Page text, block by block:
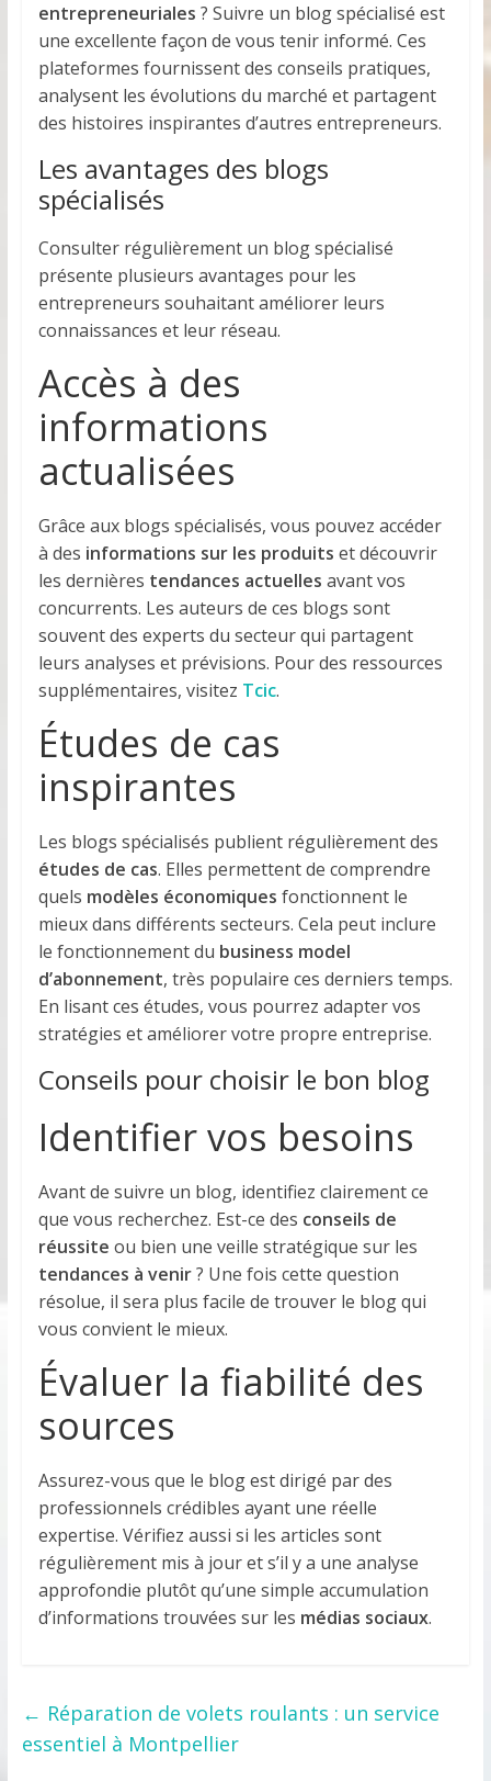
entrepreneuriales ? Suivre un blog spécialisé est
une excellente façon de vous tenir informé. Ces
plateformes fournissent des conseils pratiques,
analysent les évolutions du marché et partagent
des histoires inspirantes d’autres entrepreneurs.
Les avantages des blogs
spécialisés
Consulter régulièrement un blog spécialisé
présente plusieurs avantages pour les
entrepreneurs souhaitant améliorer leurs
connaissances et leur réseau.
Accès à des
informations
actualisées
Grâce aux blogs spécialisés, vous pouvez accéder
à des informations sur les produits et découvrir
les dernières tendances actuelles avant vos
concurrents. Les auteurs de ces blogs sont
souvent des experts du secteur qui partagent
leurs analyses et prévisions. Pour des ressources
supplémentaires, visitez Tcic.
Études de cas
inspirantes
Les blogs spécialisés publient régulièrement des
études de cas. Elles permettent de comprendre
quels modèles économiques fonctionnent le
mieux dans différents secteurs. Cela peut inclure
le fonctionnement du business model
d’abonnement, très populaire ces derniers temps.
En lisant ces études, vous pourrez adapter vos
stratégies et améliorer votre propre entreprise.
Conseils pour choisir le bon blog
Identifier vos besoins
Avant de suivre un blog, identifiez clairement ce
que vous recherchez. Est-ce des conseils de
réussite ou bien une veille stratégique sur les
tendances à venir? Une fois cette question
résolue, il sera plus facile de trouver le blog qui
vous convient le mieux.
Évaluer la fiabilité des
sources
Assurez-vous que le blog est dirigé par des
professionnels crédibles ayant une réelle
expertise. Vérifiez aussi si les articles sont
régulièrement mis à jour et s’il y a une analyse
approfondie plutôt qu’une simple accumulation
d’informations trouvées sur les médias sociaux.
← Réparation de volets roulants : un service
essentiel à Montpellier